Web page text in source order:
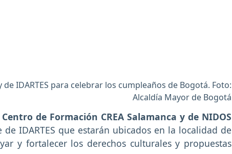
IDARTES para celebrar los cumpleaños de Bogotá. Foto:
Alcaldía Mayor de Bogotá
Centro de Formación CREA Salamanca y de NIDOS
IDARTES que estarán ubicados en la localidad de
y fortalecer los derechos culturales y propuestas